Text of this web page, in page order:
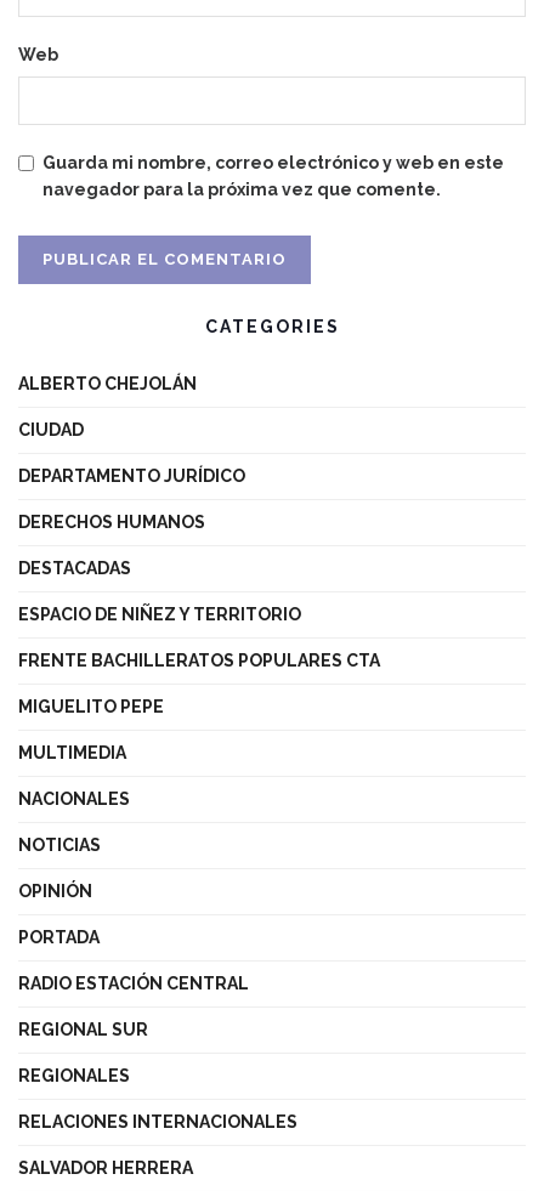
Web
Guarda mi nombre, correo electrónico y web en este
navegador para la próxima vez que comente.
CATEGORIES
ALBERTO CHEJOLÁN
CIUDAD
DEPARTAMENTO JURÍDICO
DERECHOS HUMANOS
DESTACADAS
ESPACIO DE NIÑEZ Y TERRITORIO
FRENTE BACHILLERATOS POPULARES CTA
MIGUELITO PEPE
MULTIMEDIA
NACIONALES
NOTICIAS
OPINIÓN
PORTADA
RADIO ESTACIÓN CENTRAL
REGIONAL SUR
REGIONALES
RELACIONES INTERNACIONALES
SALVADOR HERRERA